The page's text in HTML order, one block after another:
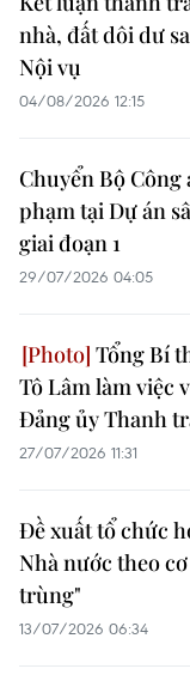
nhà, đất dôi dư
Nội vụ
04/08/2026 12:15
Chuyển Bộ
phạm tại Dự án
giai đoạn 1
29/07/2026 04:05
Tổng Bí
Tô Lâm làm việc
Đảng ủy Thanh
27/07/2026 11:31
Đề xuất tổ chức
Nhà nước theo
trùng"
13/07/2026 06:34